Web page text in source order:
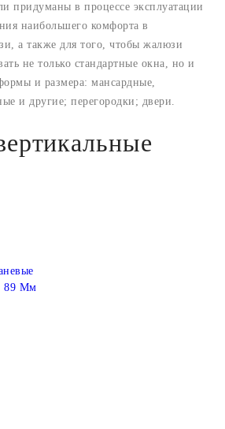
придуманы в процессе эксплуатации
наибольшего комфорта в
а также для того, чтобы жалюзи
не только стандартные окна, но и
и размера: мансардные,
и другие; перегородки; двери.
89 Мм